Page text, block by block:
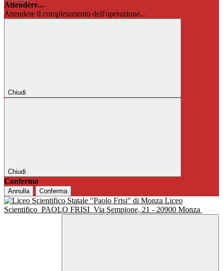
Attendere...
Attendere il completamento dell'operazione...
Chiudi
Chiudi
Conferma
Annulla Conferma
Liceo
Scientifico PAOLO FRISI Via Sempione, 21 - 20900 Monza